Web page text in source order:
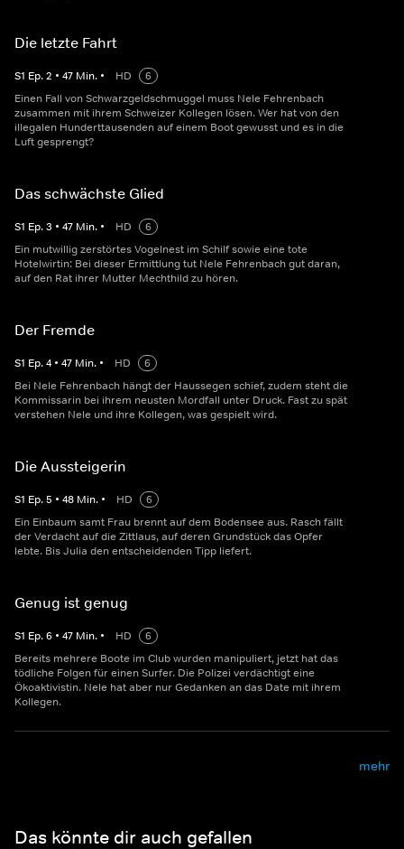
Die letzte Fahrt
S1 Ep.2 • 47 Min. • HD
6
Einen Fall von Schwarzgeldschmuggel muss Nele Fehrenbach
zusammen mit ihrem Schweizer Kollegen lösen. Wer hat von den
illegalen Hunderttausenden auf einem Boot gewusst und es in die
Luft gesprengt?
Das schwächste Glied
S1 Ep.3 • 47 Min. • HD
6
Ein mutwillig zerstörtes Vogelnest im Schilf sowie eine tote
Hotelwirtin: Bei dieser Ermittlung tut Nele Fehrenbach gut daran,
auf den Rat ihrer Mutter Mechthild zu hören.
Der Fremde
S1 Ep.4 • 47 Min. • HD
6
Bei Nele Fehrenbach hängt der Haussegen schief, zudem steht die
Kommissarin bei ihrem neusten Mordfall unter Druck. Fast zu spät
verstehen Nele und ihre Kollegen, was gespielt wird.
Die Aussteigerin
S1 Ep.5 • 48 Min. • HD
6
Ein Einbaum samt Frau brennt auf dem Bodensee aus. Rasch fällt
der Verdacht auf die Zittlaus, auf deren Grundstück das Opfer
lebte. Bis Julia den entscheidenden Tipp liefert.
Genug ist genug
S1 Ep.6 • 47 Min. • HD
6
Bereits mehrere Boote im Club wurden manipuliert, jetzt hat das
tödliche Folgen für einen Surfer. Die Polizei verdächtigt eine
Ökoaktivistin. Nele hat aber nur Gedanken an das Date mit ihrem
Kollegen.
mehr
Das könnte dir auch gefallen